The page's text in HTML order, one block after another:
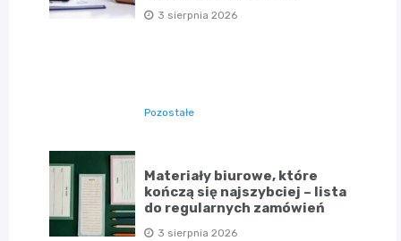
3 sierpnia 2026
Pozostałe
Materiały biurowe, które
kończą się najszybciej – lista
do regularnych zamówień
3 sierpnia 2026